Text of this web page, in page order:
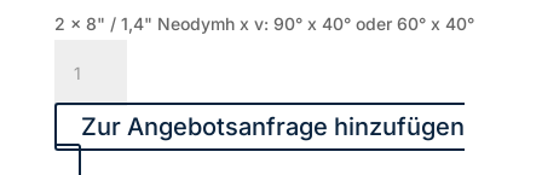
2 x 8" / 1,4" Neodymh x v: 90° x 40° oder 60° x 40°
Acoustic
Score-
8,
Zur Angebotsanfrage hinzufügen